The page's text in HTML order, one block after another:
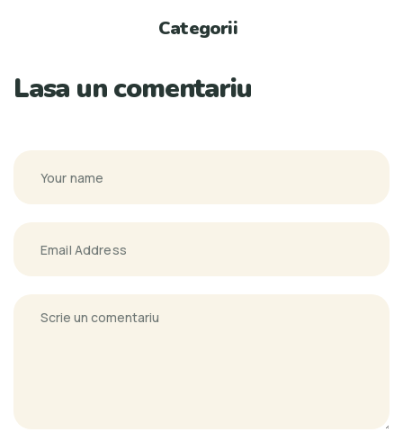
Categorii
Lasa un comentariu